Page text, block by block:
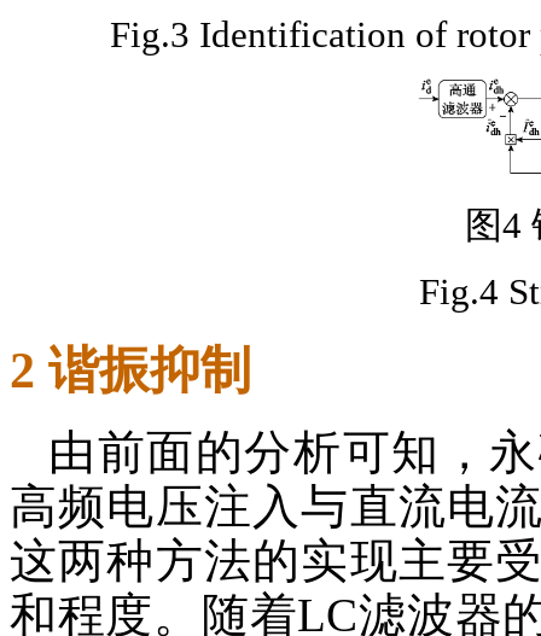
Fig.3 Identification of rotor
图4
Fig.4
2 谐振抑制
由前面的分析可知，
高频电压注入与直流电
这两种方法的实现主要
和程度。随着LC滤波器